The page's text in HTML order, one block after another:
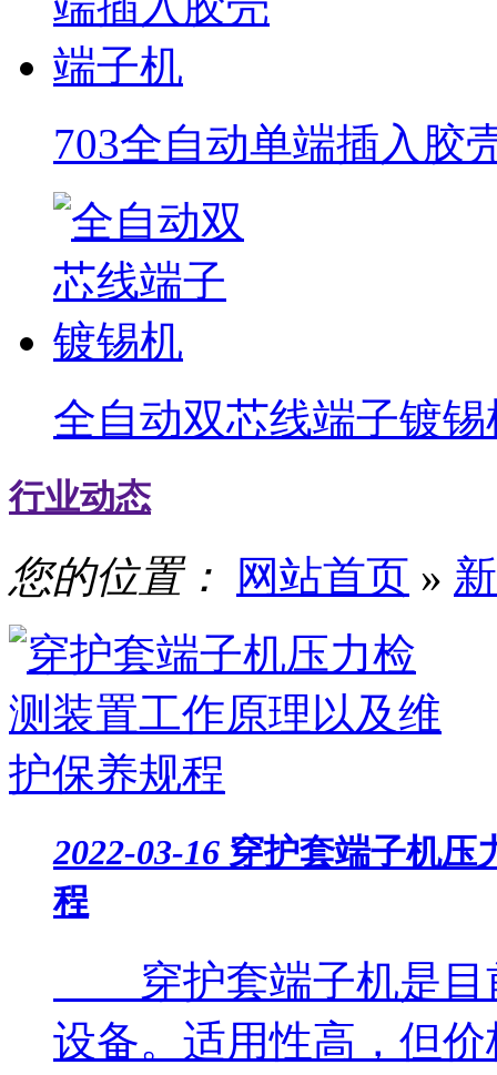
703全自动单端插入胶
全自动双芯线端子镀锡
行业动态
您的位置： 网站首页 »
2022-03-16 穿护套端子机压
程
穿护套端子机是目
设备。适用性高，但